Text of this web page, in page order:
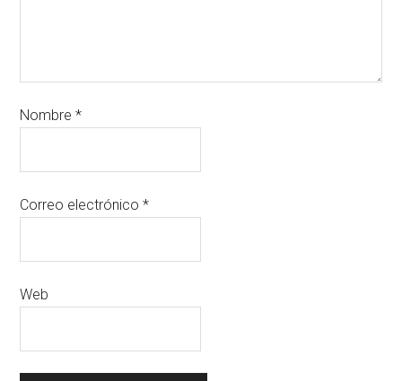
Nombre*
Correo electrónico*
Web